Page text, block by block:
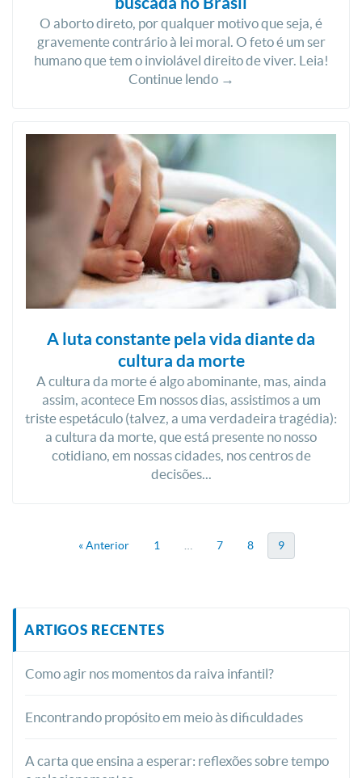
O aborto direto, por qualquer motivo que seja, é
gravemente contrário à lei moral. O feto é um ser
humano que tem o inviolável direito de viver. Leia!
Continue lendo →
A luta constante pela vida diante da
cultura da morte
A cultura da morte é algo abominante, mas, ainda
assim, acontece Em nossos dias, assistimos a um
triste espetáculo (talvez, a uma verdadeira tragédia):
a cultura da morte, que está presente no nosso
cotidiano, em nossas cidades, nos centros de
decisões...
« Anterior 1 7 8 9
ARTIGOS RECENTES
Como agir nos momentos da raiva infantil?
Encontrando propósito em meio às dificuldades
A carta que ensina a esperar: reflexões sobre tempo